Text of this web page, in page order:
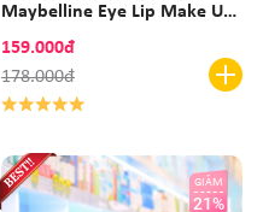
Maybelline Eye Lip Make Up
159.000đ
178.000đ
GIẢM
21%